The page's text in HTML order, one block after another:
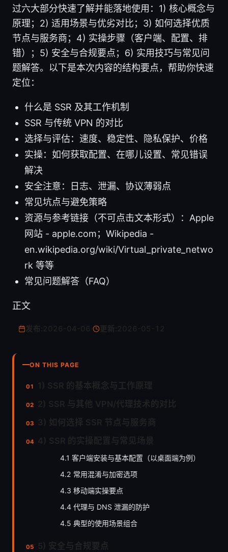
过六大部分快速了解并能落地使用：1) 核心概念与
原理；2) 适用场景与优劣对比；3) 如何选择优质
节点与服务商；4) 实操步骤（客户端、配置、排
错）；5) 安全与合规要点；6) 实用技巧与常见问
题解答。以下是本次内容的结构要点，帮助你快速
定位：
什么是 SSR 及其工作机制
SSR 与传统 VPN 的对比
选择与评估：速度、稳定性、隐私保护、价格
实操：如何获取配置、在哪儿设置、常见错误
解决
安全注意：日志、泄漏、协议薄弱点
常见坑点与避免策略
资源与参考链接（不可点击文本形式）：Apple
网站 - apple.com；Wikipedia -
en.wikipedia.org/wiki/Virtual_private_netwo
rk 等等
常见问题解答（FAQ）
正文
更新:
ON THIS PAGE
4.1 客户端安装与基本配置（以桌面端为例）
4.2 常用混淆与加密选项
4.3 移动端实操要点
4.4 代理与 DNS 泄漏的防护
4.5 典型的使用场景组合